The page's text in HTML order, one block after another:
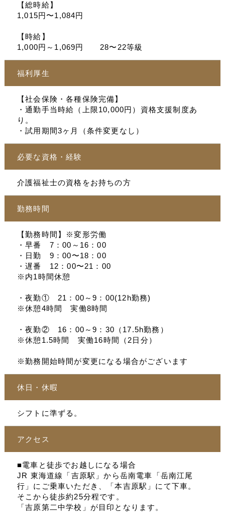
【総時給】
1,015円〜1,084円
【時給】
1,000円～1,069円 28〜22等級
福利厚生
【社会保険・各種保険完備】
・通勤手当時給（上限10,000円）資格支援制度あ
り。
・試用期間3ヶ月（条件変更なし）
必要な資格・経験
介護福祉士の資格をお持ちの方
勤務時間
【勤務時間】※変形労働
・早番 7：00～16：00
・日勤 9：00〜18：00
・遅番 12：00〜21：00
※内1時間休憩
・夜勤① 21：00～9：00(12h勤務)
※休憩4時間 実働8時間
・夜勤② 16：00～9：30（17.5h勤務）
※休憩1.5時間 実働16時間（2日分）
※勤務開始時間が変更になる場合がございます
休日・休暇
シフトに準ずる。
アクセス
■電車と徒歩でお越しになる場合
JR 東海道線「吉原駅」から岳南電車「岳南江尾
行」にご乗車いただき、「本吉原駅」にて下車。
そこから徒歩約25分程です。
「吉原第二中学校」が目印となります。